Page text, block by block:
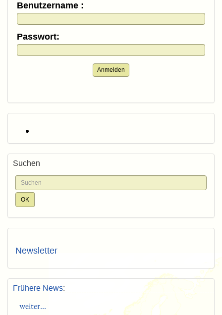
Benutzername :
Passwort:
Anmelden
Suchen
Newsletter
Frühere News:
weiter...